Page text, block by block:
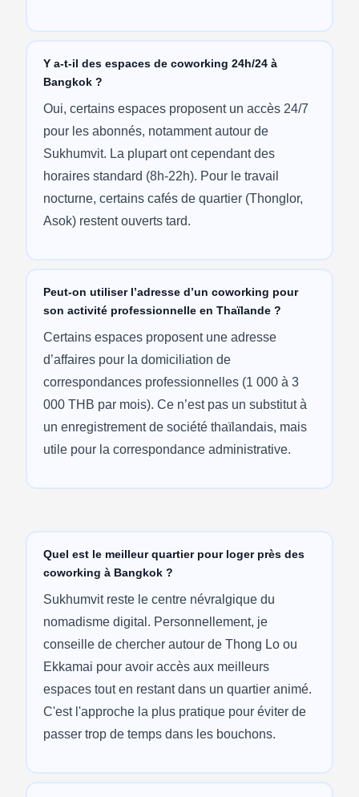
Y a-t-il des espaces de coworking 24h/24 à
Bangkok ?
Oui, certains espaces proposent un accès 24/7
pour les abonnés, notamment autour de
Sukhumvit. La plupart ont cependant des
horaires standard (8h-22h). Pour le travail
nocturne, certains cafés de quartier (Thonglor,
Asok) restent ouverts tard.
Peut-on utiliser l’adresse d’un coworking pour
son activité professionnelle en Thaïlande ?
Certains espaces proposent une adresse
d’affaires pour la domiciliation de
correspondances professionnelles (1 000 à 3
000 THB par mois). Ce n’est pas un substitut à
un enregistrement de société thaïlandais, mais
utile pour la correspondance administrative.
Quel est le meilleur quartier pour loger près des
coworking à Bangkok ?
Sukhumvit reste le centre névralgique du
nomadisme digital. Personnellement, je
conseille de chercher autour de Thong Lo ou
Ekkamai pour avoir accès aux meilleurs
espaces tout en restant dans un quartier animé.
C'est l'approche la plus pratique pour éviter de
passer trop de temps dans les bouchons.